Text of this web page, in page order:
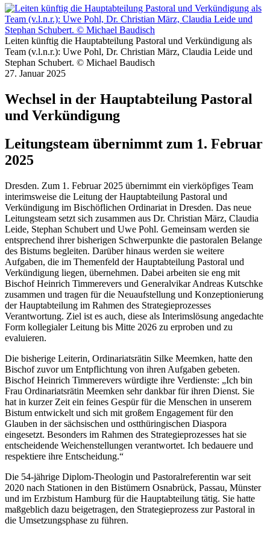
Leiten künftig die Hauptabteilung Pastoral und Verkündigung als
Team (v.l.n.r.): Uwe Pohl, Dr. Christian März, Claudia Leide und
Stephan Schubert. © Michael Baudisch
27. Januar 2025
Wechsel in der Hauptabteilung Pastoral
und Verkündigung
Leitungsteam übernimmt zum 1. Februar
2025
Dresden. Zum 1. Februar 2025 übernimmt ein vierköpfiges Team
interimsweise die Leitung der Hauptabteilung Pastoral und
Verkündigung im Bischöflichen Ordinariat in Dresden. Das neue
Leitungsteam setzt sich zusammen aus Dr. Christian März, Claudia
Leide, Stephan Schubert und Uwe Pohl. Gemeinsam werden sie
entsprechend ihrer bisherigen Schwerpunkte die pastoralen Belange
des Bistums begleiten. Darüber hinaus werden sie weitere
Aufgaben, die im Themenfeld der Hauptabteilung Pastoral und
Verkündigung liegen, übernehmen. Dabei arbeiten sie eng mit
Bischof Heinrich Timmerevers und Generalvikar Andreas Kutschke
zusammen und tragen für die Neuaufstellung und Konzeptionierung
der Hauptabteilung im Rahmen des Strategieprozesses
Verantwortung. Ziel ist es auch, diese als Interimslösung angedachte
Form kollegialer Leitung bis Mitte 2026 zu erproben und zu
evaluieren.
Die bisherige Leiterin, Ordinariatsrätin Silke Meemken, hatte den
Bischof zuvor um Entpflichtung von ihren Aufgaben gebeten.
Bischof Heinrich Timmerevers würdigte ihre Verdienste: „Ich bin
Frau Ordinariatsrätin Meemken sehr dankbar für ihren Dienst. Sie
hat in kurzer Zeit ein feines Gespür für die Menschen in unserem
Bistum entwickelt und sich mit großem Engagement für den
Glauben in der sächsischen und ostthüringischen Diaspora
eingesetzt. Besonders im Rahmen des Strategieprozesses hat sie
entscheidende Weichenstellungen verantwortet. Ich bedauere und
respektiere ihre Entscheidung.“
Die 54-jährige Diplom-Theologin und Pastoralreferentin war seit
2020 nach Stationen in den Bistümern Osnabrück, Passau, Münster
und im Erzbistum Hamburg für die Hauptabteilung tätig. Sie hatte
maßgeblich dazu beigetragen, den Strategieprozess zur Pastoral in
die Umsetzungsphase zu führen.